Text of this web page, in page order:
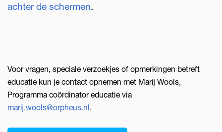
achter de schermen.
Voor vragen, speciale verzoekjes of opmerkingen betreft
educatie kun je contact opnemen met Marij Wools,
Programma coördinator educatie via
marij.wools@orpheus.nl.